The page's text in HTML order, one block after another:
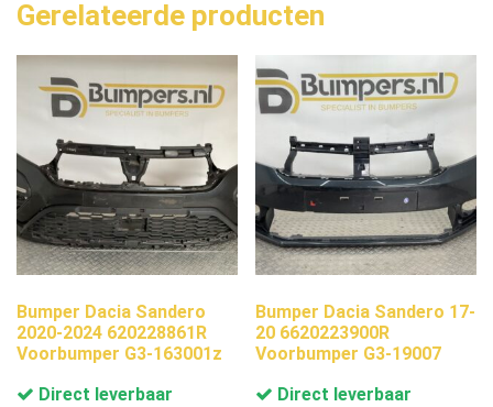
Gerelateerde producten
Bumper Dacia Sandero
2020-2024 620228861R
Voorbumper G3-163001z
Direct leverbaar
Bumper Dacia Sandero 17-
20 6620223900R
Voorbumper G3-19007
Direct leverbaar